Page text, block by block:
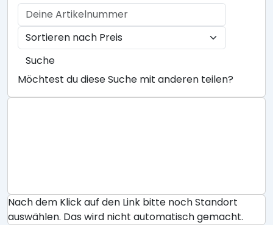
Suche
Möchtest du diese Suche mit anderen teilen?
Nach dem Klick auf den Link bitte noch Standort
auswählen. Das wird nicht automatisch gemacht.